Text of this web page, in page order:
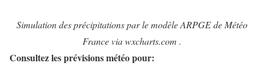
Simulation des précipitations par le modèle ARPGE de Météo
France via wxcharts.com .
Consultez les prévisions météo pour: